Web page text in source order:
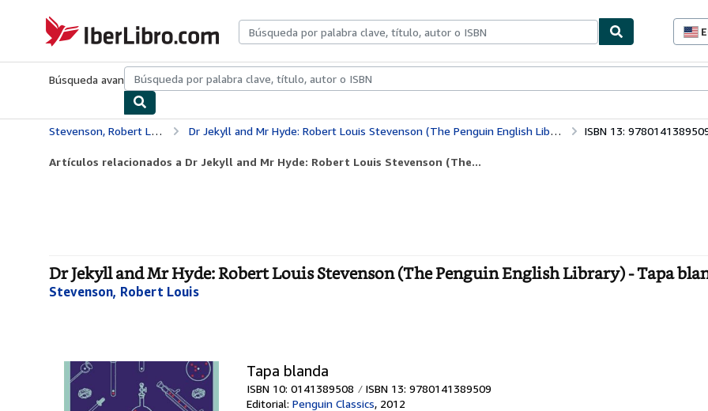
IberLibro.com
Búsqueda avanzadaColecciones Libros antiguosArte y coleccionismo
Stevenson, Robert Louis Dr Jekyll and Mr Hyde: Robert Louis Stevenson (The Penguin English Library) ISBN 13:
Artículos relacionados a Dr Jekyll and Mr Hyde: Robert Louis Stevenson (The...
Dr Jekyll and Mr Hyde: Robert Louis Stevenson (The Penguin English Library) - Tapa
Stevenson, Robert Louis
Tapa blanda
ISBN 10: 0141389508
ISBN 13: 9780141389509
Editorial: Penguin Classics, 2012